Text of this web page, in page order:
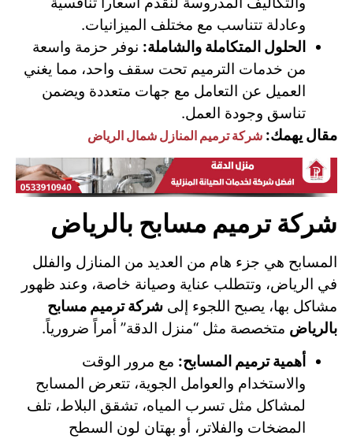
وعادلة تتناسب مع مختلف الميزانيات.
الحلول المتكاملة والشاملة: نوفر حزمة واسعة
من خدمات الترميم تحت سقف واحد، مما يغني
العميل عن التعامل مع جهات متعددة ويضمن
تناسق وجودة العمل.
مقال يهمك: شركة ترميم المنازل شمال الرياض
شركة ترميم مسابح بالرياض
المسابح هي جزء هام من العديد من المنازل والفلل
في الرياض، وتتطلب عناية وصيانة خاصة، وعند ظهور
مشاكل بها، يصبح اللجوء إلى شركة ترميم مسابح
بالرياض متخصصة مثل “منزل الدقة” أمراً ضرورياً.
أهمية ترميم المسابح: مع مرور الوقت
والاستخدام والعوامل الجوية، تتعرض المسابح
لمشاكل مثل تسرب المياه، تشقق البلاط، تلف
المضخات والفلاتر، أو بهتان لون السطح